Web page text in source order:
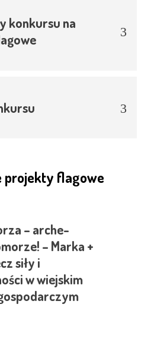
konkursu na
projekty flagowe
– arche-
– Marka +
siły i
w wiejskim